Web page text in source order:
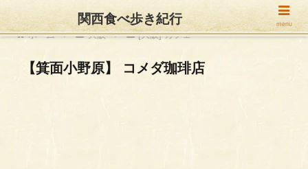
ホーム 大阪 [大阪] カフェ
【箕面小野原】 コメダ珈琲店
関西食べ歩き紀行 menu